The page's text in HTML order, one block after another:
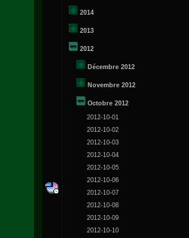
2014
2013
2012
Décembre 2012
Novembre 2012
Octobre 2012
2012-10-01
2012-10-02
2012-10-03
2012-10-04
2012-10-05
2012-10-06
2012-10-07
2012-10-08
2012-10-09
2012-10-10